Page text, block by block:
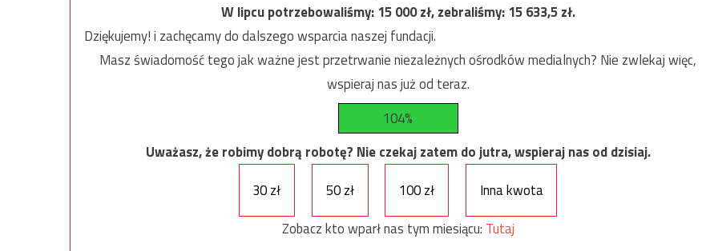
W lipcu potrzebowaliśmy:15 000zł, zebraliśmy:15 633,5zł.
Dziękujemy! i zachęcamy do dalszego wsparcia naszej fundacji.
Masz świadomość tego jak ważne jest przetrwanie niezależnych ośrodków medialnych? Nie zwlekaj więc,
wspieraj nas już od teraz.
104%
Uważasz, że robimy dobrą robotę? Nie czekaj zatem do jutra, wspieraj nas od dzisiaj.
30 zł
50 zł 100 zł
Inna kwota
Zobacz kto wparł nas tym miesiącu: Tutaj